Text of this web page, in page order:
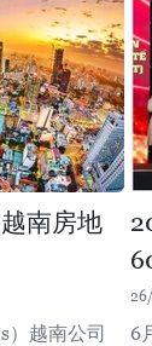
南房地
）越南公司
6